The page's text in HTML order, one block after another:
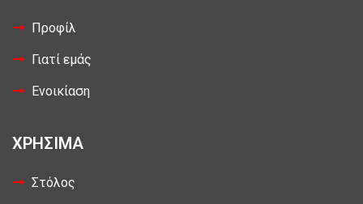
Προφίλ
Γιατί εμάς
Ενοικίαση
ΧΡΗΣΙΜΑ
Στόλος